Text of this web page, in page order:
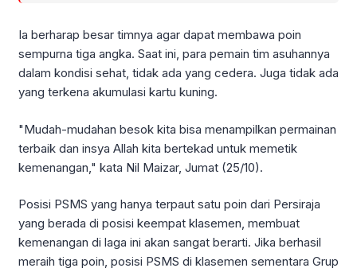
Ia berharap besar timnya agar dapat membawa poin
sempurna tiga angka. Saat ini, para pemain tim asuhannya
dalam kondisi sehat, tidak ada yang cedera. Juga tidak ada
yang terkena akumulasi kartu kuning.
"Mudah-mudahan besok kita bisa menampilkan permainan
terbaik dan insya Allah kita bertekad untuk memetik
kemenangan," kata Nil Maizar, Jumat (25/10).
Posisi PSMS yang hanya terpaut satu poin dari Persiraja
yang berada di posisi keempat klasemen, membuat
kemenangan di laga ini akan sangat berarti. Jika berhasil
meraih tiga poin, posisi PSMS di klasemen sementara Grup